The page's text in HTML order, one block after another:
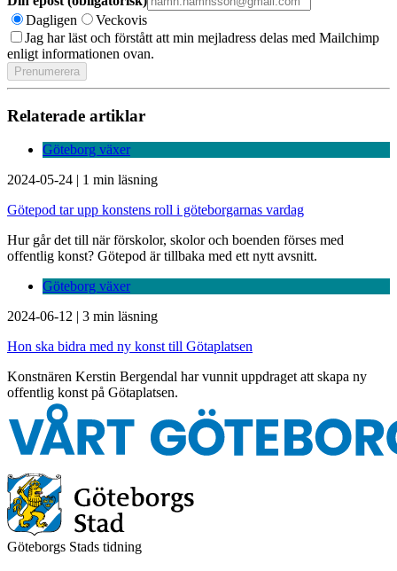
Dagligen
Veckovis
Jag har läst och förstått att min mejladress delas med Mailchimp
enligt informationen ovan.
Relaterade artiklar
Göteborg växer
2024-05-24 | 1 min läsning
Götepod tar upp konstens roll i göteborgarnas vardag
Hur går det till när förskolor, skolor och boenden förses med
offentlig konst? Götepod är tillbaka med ett nytt avsnitt.
Göteborg växer
2024-06-12 | 3 min läsning
Hon ska bidra med ny konst till Götaplatsen
Konstnären Kerstin Bergendal har vunnit uppdraget att skapa ny
offentlig konst på Götaplatsen.
Göteborgs Stads tidning